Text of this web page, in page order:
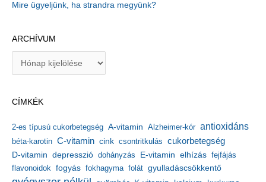
Mire ügyeljünk, ha strandra megyünk?
ARCHÍVUM
í
u
m
CÍMKÉK
2-es típusú cukorbetegség A-vitamin Alzheimer-kór antioxidáns
béta-karotin C-vitamin cink csontritkulás cukorbetegség
D-vitamin depresszió dohányzás E-vitamin elhízás fejfájás
flavonoidok fogyás fokhagyma folát gyulladáscsökkentő